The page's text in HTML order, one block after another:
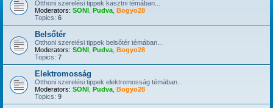
Otthoni szerelési tippek kasztni témában...
Moderators: SONI Pudva Bogyo28
Topics: 6
Belsőtér
Otthoni szerelési tippek belsőtér témában...
Moderators: SONI Pudva Bogyo28
Topics: 7
Elektromosság
Otthoni szerelési tippek elektromosság témában...
Moderators: SONI Pudva Bogyo28
Topics: 9